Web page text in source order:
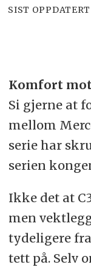
SIST OPPDATERT
Komfort
Si gjerne at
mellom
serie har
serien
Ikke det at
men
tydeligere
tett på. Selv